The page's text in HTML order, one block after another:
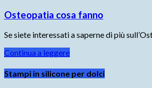
Osteopatia cosa fanno
Se siete interessati a saperne di più
Continua a leggere
Stampi in silicone per dolci